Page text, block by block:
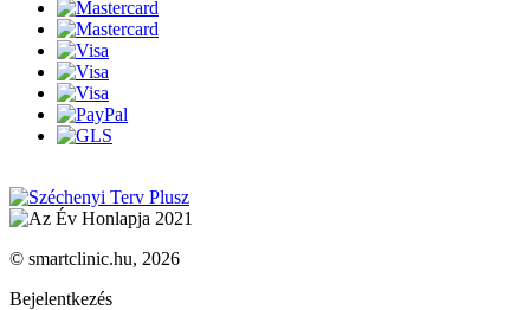
© smartclinic.hu, 2026
Bejelentkezés